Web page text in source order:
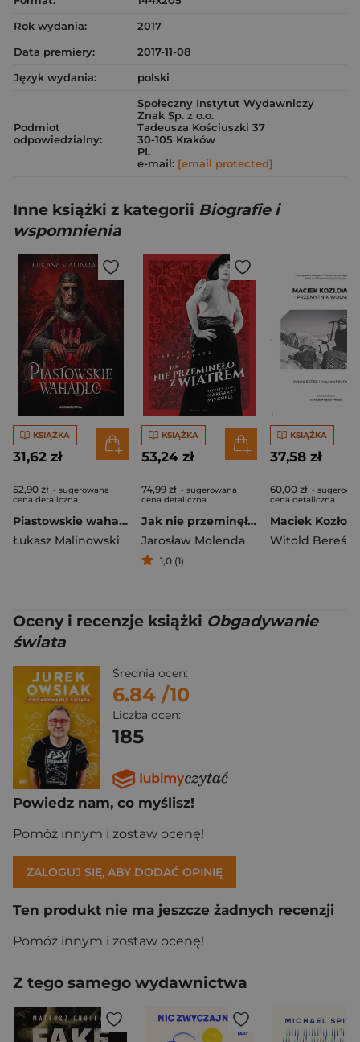
Rok wydania:
2017
Data premiery:
2017-11-08
Język wydania:
polski
Podmiot
odpowiedzialny:
Społeczny Instytut Wydawniczy
Znak Sp. z o.o.
Tadeusza Kościuszki 37
30-105 Kraków
PL
e-mail: [email protected]
Inne książki z kategorii Biografie i
wspomnienia
KSIĄŻKA
31,62 zł
52,90 zł - sugerowana
cena detaliczna
Piastowskie wahadło
Łukasz Malinowski
KSIĄŻKA
53,24 zł
74,99 zł - sugerowana
cena detaliczna
Jak nie przeminęło z wiatrem. Sekrety życia Margaret Mitchell
Jarosław Molenda
1,0 (1)
KSIĄŻKA
37,58 zł
60,00 zł -
cena detaliczna
Witold Bereś
Oceny i recenzje książki Obgadywanie
świata
Średnia ocen:
6.84 /10
Liczba ocen:
185
Powiedz nam, co myślisz!
Pomóż innym i zostaw ocenę!
ZALOGUJ SIĘ, ABY DODAĆ OPINIĘ
Ten produkt nie ma jeszcze żadnych recenzji
Pomóż innym i zostaw ocenę!
Z tego samego wydawnictwa